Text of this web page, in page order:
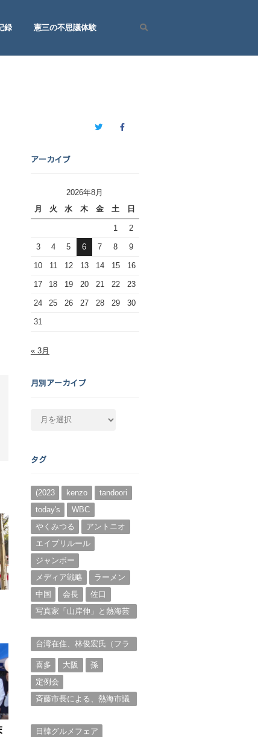
録
憲三の不思議体験
TwitterFacebook
アーカイブ
2026年8月
月
火 水 木 金 土 日
1 2
3 4 5 6 7 8 9
10 11 12 13 14 15 16
17 18 19 20 21 22 23
24 25 26 27 28 29 30
31
« 3月
月別アーカイブ
カ
ブ
タグ
(2023 kenzo
tandoori
today's
WBC
やくみつる
アントニオ
エイプリルール
ジャンボー
メディア戦略
ラーメン
中国
会長
佐口
写真家「山岸伸」と熱海芸
台湾在住、林俊宏氏（フラ
喜多
大阪
孫
定例会
斉藤市長による、熱海市議
日韓グルメフェア